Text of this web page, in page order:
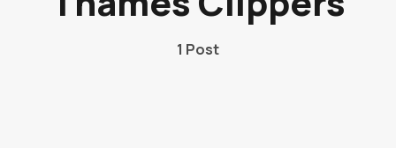
Meine Firma
London Barrierefrei
1 Post